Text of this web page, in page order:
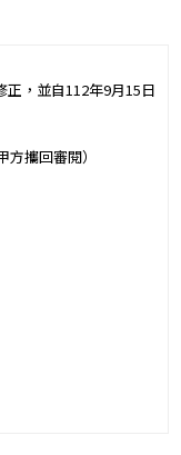
正，並自112年9月15日
攜回審閱）